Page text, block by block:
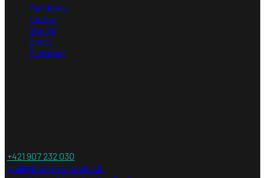
Facebook
Twitter
Google
Email
Pinterest
+421 907 232 030
mail@bohatazahrada.sk